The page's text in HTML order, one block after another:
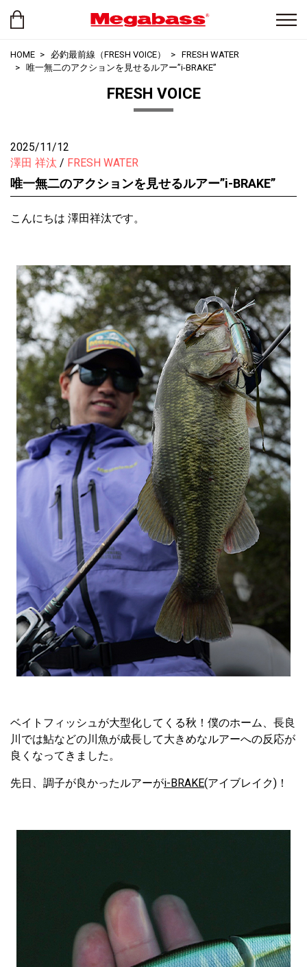
HOME 必釣最前線（FRESH VOICE）
FRESH WATER
唯一無二のアクションを見せるルアー”i-BRAKE”
FRESH VOICE
2025/11/12
澤田 祥汰
FRESH WATER
唯一無二のアクションを見せるルアー”i-BRAKE”
こんにちは 澤田祥汰です。
ベイトフィッシュが大型化してくる秋！僕のホーム、長良
川では鮎などの川魚が成長して大きめなルアーへの反応が
良くなってきました。
先日、調子が良かったルアーがi-BRAKE(アイブレイク)！